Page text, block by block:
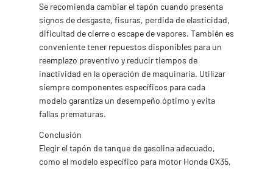
Se recomienda cambiar el tapón cuando presenta
signos de desgaste, fisuras, perdida de elasticidad,
dificultad de cierre o escape de vapores. También es
conveniente tener repuestos disponibles para un
reemplazo preventivo y reducir tiempos de
inactividad en la operación de maquinaria. Utilizar
siempre componentes específicos para cada
modelo garantiza un desempeño óptimo y evita
fallas prematuras.
Conclusión
Elegir el tapón de tanque de gasolina adecuado,
como el modelo específico para motor Honda GX35,